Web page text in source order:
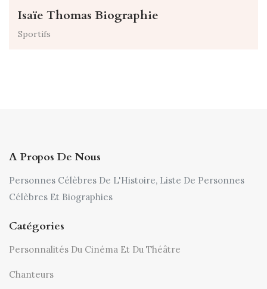
Isaïe Thomas Biographie
Sportifs
A Propos De Nous
Personnes Célèbres De L'Histoire, Liste De Personnes
Célèbres Et Biographies
Catégories
Personnalités Du Cinéma Et Du Théâtre
Chanteurs